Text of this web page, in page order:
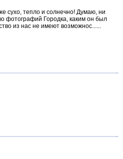
сухо, тепло и солнечно! Думаю, ни
фотографий Городка, каким он был
из нас не имеют возможнос......